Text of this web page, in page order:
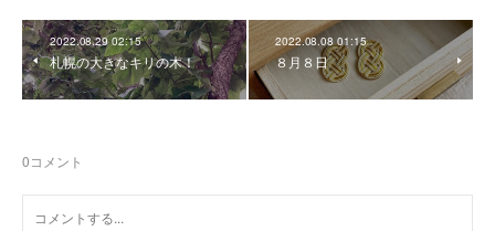
2022.08.29 02:15
札幌の大きなキリの木！
2022.08.08 01:15
８月８日
0コメント